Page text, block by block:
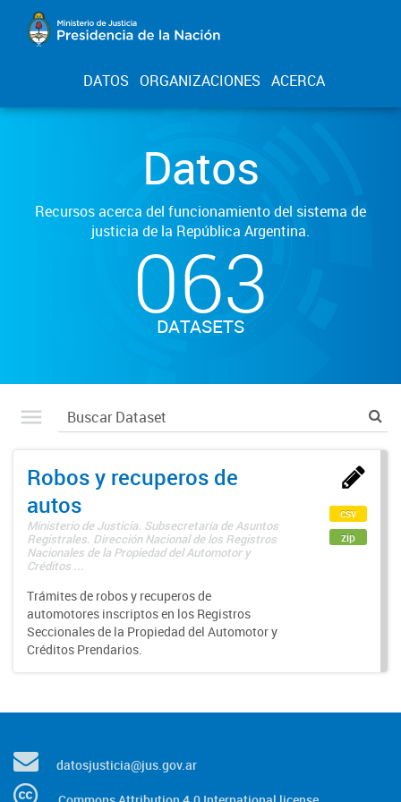
DATOS ORGANIZACIONES ACERCA
Datos
Recursos acerca del funcionamiento del sistema de
justicia de la República Argentina.
063
DATASETS
Robos y recuperos de
autos
Ministerio de Justicia. Subsecretaría de Asuntos
Registrales. Dirección Nacional de los Registros
Nacionales de la Propiedad del Automotor y
Créditos ...
Trámites de robos y recuperos de
automotores inscriptos en los Registros
Seccionales de la Propiedad del Automotor y
Créditos Prendarios.
csv
zip
datosjusticia@jus.gov.ar